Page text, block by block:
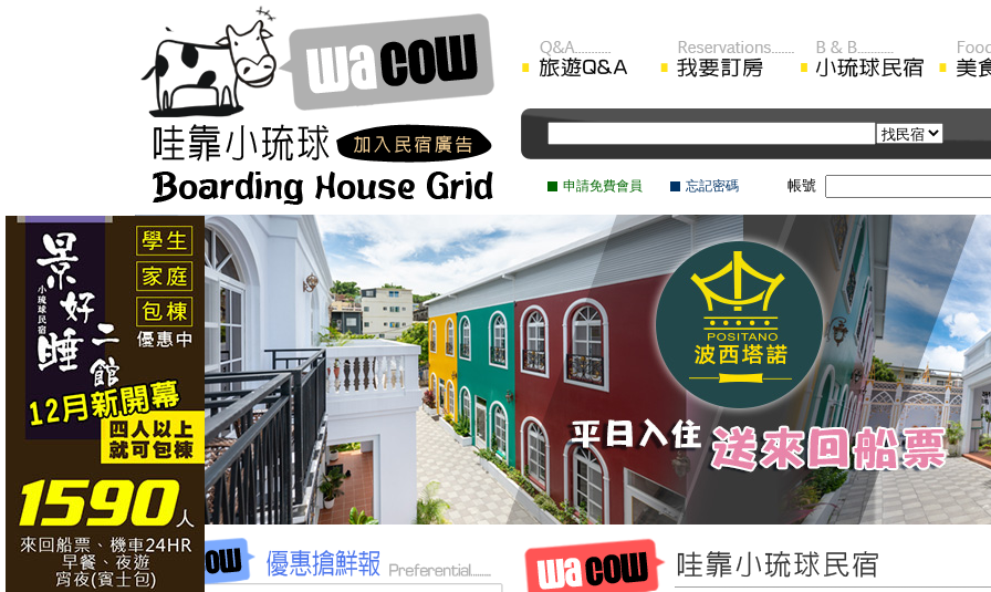
申請免費會員 忘記密碼 帳號